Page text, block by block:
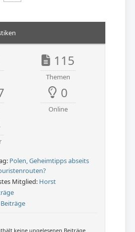
115
Themen
0
Online
Polen, Geheimtipps abseits
Mitglied: Horst
keine ungelesenen Beiträge